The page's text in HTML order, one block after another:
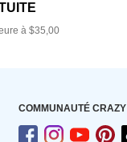
à $35,00
COMMUNAUTÉ CRAZY